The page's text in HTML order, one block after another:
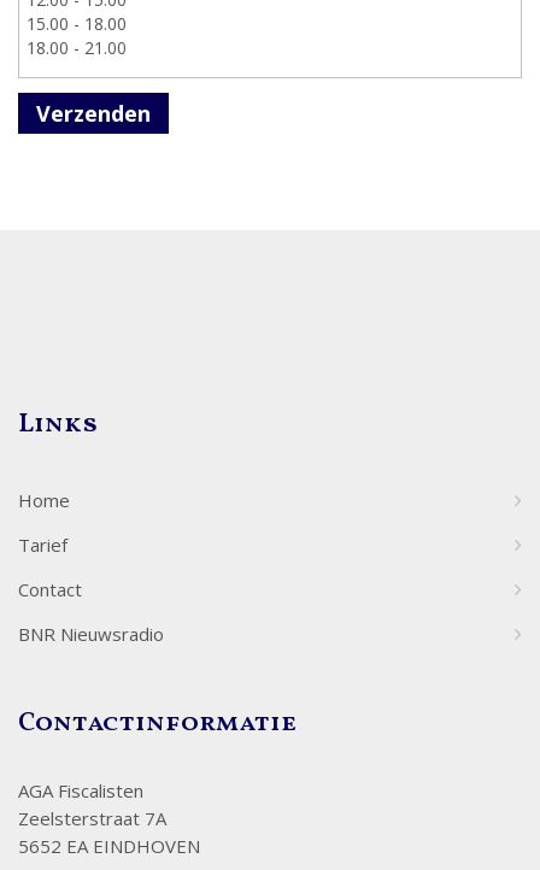
Verzenden
Links
Home
Tarief
Contact
BNR Nieuwsradio
Contactinformatie
AGA Fiscalisten
Zeelsterstraat 7A
5652 EA EINDHOVEN